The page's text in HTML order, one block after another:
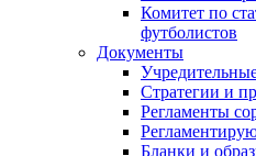
Комитет по
футболистов
Документы
Стратегии и
Регламенты
Бланки и